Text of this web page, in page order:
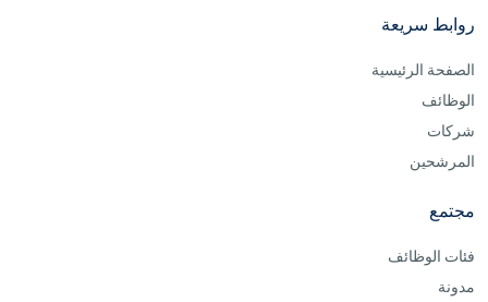
روابط سريعة
الصفحة الرئيسية
الوظائف
شركات
المرشحين
مجتمع
فئات الوظائف
مدونة